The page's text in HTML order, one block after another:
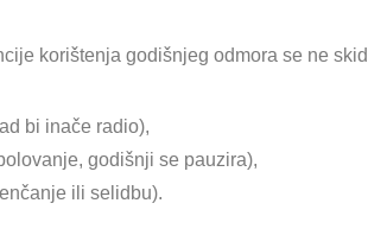
korištenja godišnjeg odmora se ne
bi inače radio),
godišnji se pauzira),
ili selidbu).